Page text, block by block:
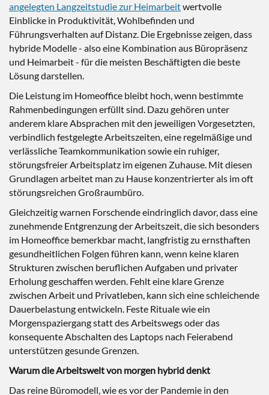
angelegten Langzeitstudie zur Heimarbeitwertvolle
Einblicke in Produktivität, Wohlbefinden und
Führungsverhalten auf Distanz. Die Ergebnisse zeigen, dass
hybride Modelle - also eine Kombination aus Büropräsenz
und Heimarbeit - für die meisten Beschäftigten die beste
Lösung darstellen.
Die Leistung im Homeoffice bleibt hoch, wenn bestimmte
Rahmenbedingungen erfüllt sind. Dazu gehören unter
anderem klare Absprachen mit den jeweiligen Vorgesetzten,
verbindlich festgelegte Arbeitszeiten, eine regelmäßige und
verlässliche Teamkommunikation sowie ein ruhiger,
störungsfreier Arbeitsplatz im eigenen Zuhause. Mit diesen
Grundlagen arbeitet man zu Hause konzentrierter als im oft
störungsreichen Großraumbüro.
Gleichzeitig warnen Forschende eindringlich davor, dass eine
zunehmende Entgrenzung der Arbeitszeit, die sich besonders
im Homeoffice bemerkbar macht, langfristig zu ernsthaften
gesundheitlichen Folgen führen kann, wenn keine klaren
Strukturen zwischen beruflichen Aufgaben und privater
Erholung geschaffen werden. Fehlt eine klare Grenze
zwischen Arbeit und Privatleben, kann sich eine schleichende
Dauerbelastung entwickeln. Feste Rituale wie ein
Morgenspaziergang statt des Arbeitswegs oder das
konsequente Abschalten des Laptops nach Feierabend
unterstützen gesunde Grenzen.
Warum die Arbeitswelt von morgen hybrid denkt
Das reine Büromodell, wie es vor der Pandemie in den